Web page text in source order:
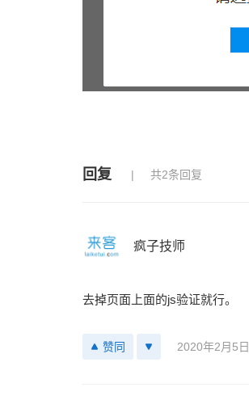
回复 共2条回复
疯子技师
去掉页面上面的js验证就行。
赞同 2020年2月5